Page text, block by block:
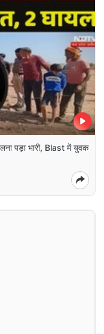
पड़ा भारी, Blast में युवक